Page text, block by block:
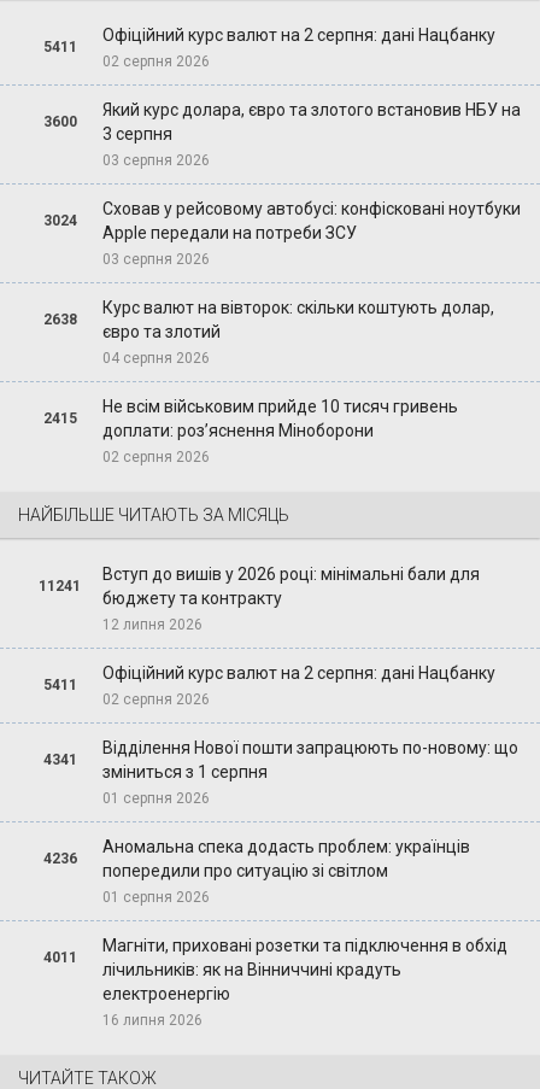
5411
Офіційний курс валют на 2 серпня: дані Нацбанку
02 серпня 2026
3600
Який курс долара, євро та злотого встановив НБУ на
3 серпня
03 серпня 2026
3024
Сховав у рейсовому автобусі: конфісковані ноутбуки
Apple передали на потреби ЗСУ
03 серпня 2026
2638
Курс валют на вівторок: скільки коштують долар,
євро та злотий
04 серпня 2026
2415
Не всім військовим прийде 10 тисяч гривень
доплати: роз’яснення Міноборони
02 серпня 2026
НАЙБІЛЬШЕ ЧИТАЮТЬ ЗА МІСЯЦЬ
11241
Вступ до вишів у 2026 році: мінімальні бали для
бюджету та контракту
12 липня 2026
5411
Офіційний курс валют на 2 серпня: дані Нацбанку
02 серпня 2026
4341
Відділення Нової пошти запрацюють по-новому: що
зміниться з 1 серпня
01 серпня 2026
4236
Аномальна спека додасть проблем: українців
попередили про ситуацію зі світлом
01 серпня 2026
4011
Магніти, приховані розетки та підключення в обхід
лічильників: як на Вінниччині крадуть
електроенергію
16 липня 2026
ЧИТАЙТЕ ТАКОЖ